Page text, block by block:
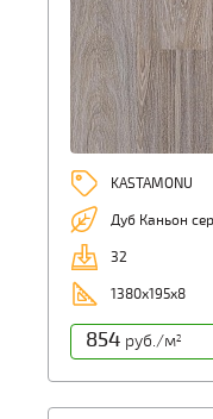
KASTAMONU
Дуб Каньон
32
1380х195х8
854 руб./м2